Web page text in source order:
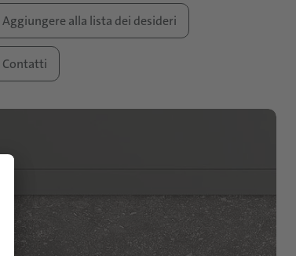
Aggiungere alla lista dei desideri
Contatti